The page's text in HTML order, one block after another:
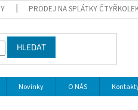
PRODEJ NA SPLÁTKY
HLEDAT
Novinky O NÁS